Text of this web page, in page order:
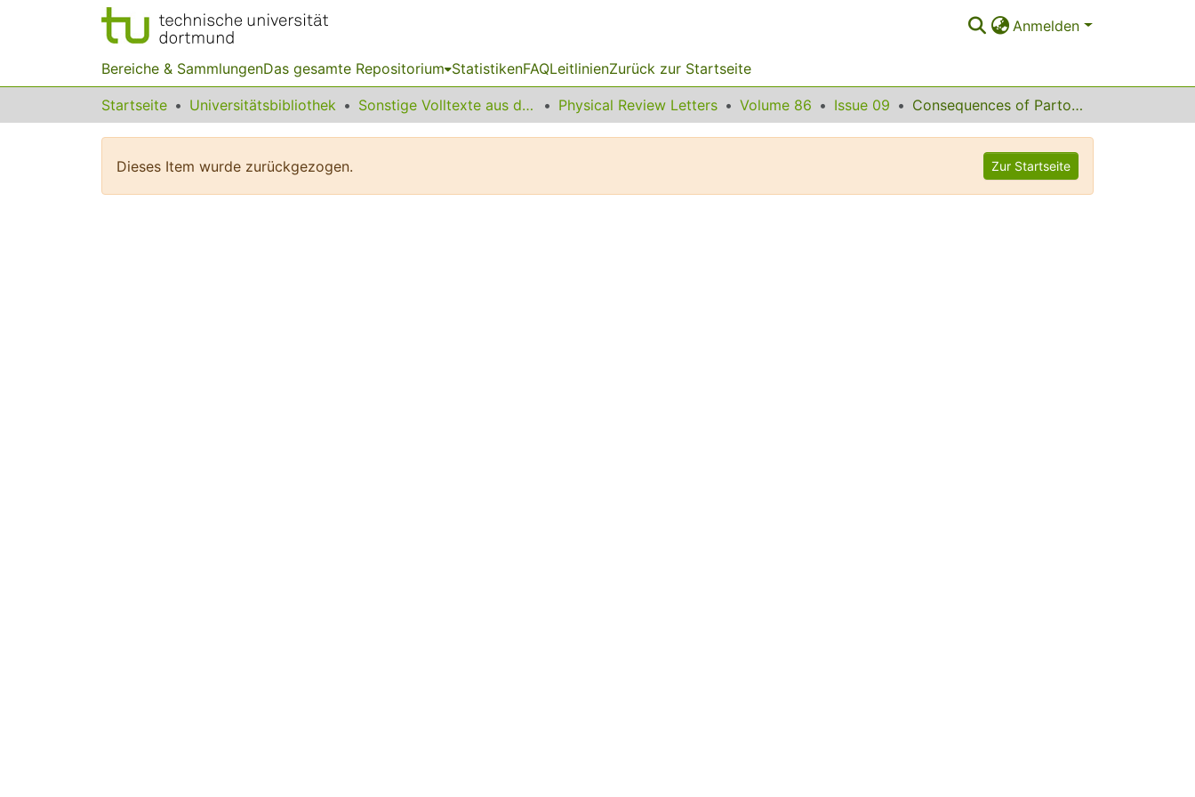
Anmelden
Bereiche & SammlungenDas gesamte Repositorium StatistikenFAQLeitlinienZurück zur Startseite
Startseite Universitätsbibliothek Sonstige Volltexte aus dem Bibliotheksangebot Physical Review Letters Volume 86 Issue 09 Consequences of Parton Saturation and String Percolation on the Development of Cosmic Ray Showers
Dieses Item wurde zurückgezogen. Zur Startseite